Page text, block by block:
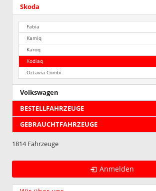
Skoda
Fabia
Kamiq
Karoq
Kodiaq
Octavia Combi
Volkswagen
BESTELLFAHRZEUGE
GEBRAUCHTFAHRZEUGE
1814 Fahrzeuge
Anmelden